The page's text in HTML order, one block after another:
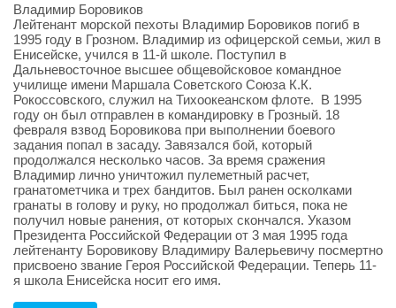
Владимир Боровиков
Лейтенант морской пехоты Владимир Боровиков погиб в
1995 году в Грозном. Владимир из офицерской семьи, жил в
Енисейске, учился в 11-й школе. Поступил в
Дальневосточное высшее общевойсковое командное
училище имени Маршала Советского Союза К.К.
Рокоссовского, служил на Тихоокеанском флоте. В 1995
году он был отправлен в командировку в Грозный. 18
февраля взвод Боровикова при выполнении боевого
задания попал в засаду. Завязался бой, который
продолжался несколько часов. За время сражения
Владимир лично уничтожил пулеметный расчет,
гранатометчика и трех бандитов. Был ранен осколками
гранаты в голову и руку, но продолжал биться, пока не
получил новые ранения, от которых скончался. Указом
Президента Российской Федерации от 3 мая 1995 года
лейтенанту Боровикову Владимиру Валерьевичу посмертно
присвоено звание Героя Российской Федерации. Теперь 11-
я школа Енисейска носит его имя.